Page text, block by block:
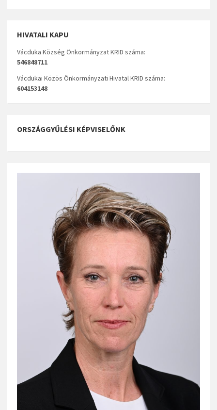
HIVATALI KAPU
Vácduka Község Önkormányzat KRID száma:
546848711
Vácdukai Közös Önkormányzati Hivatal KRID száma:
604153148
ORSZÁGGYŰLÉSI KÉPVISELŐNK